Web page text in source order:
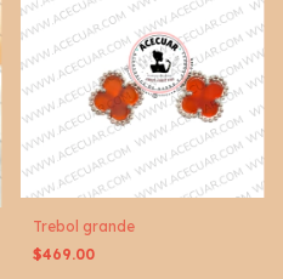
Trebol grande
$469.00